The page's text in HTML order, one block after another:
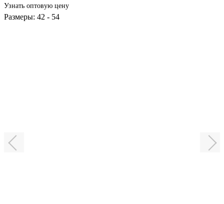
Узнать оптовую цену
Размеры: 42 - 54